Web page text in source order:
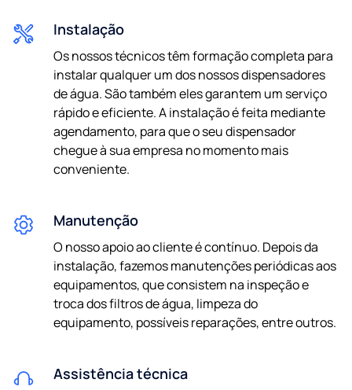
Instalação
Os nossos técnicos têm formação completa para
instalar qualquer um dos nossos dispensadores
de água. São também eles garantem um serviço
rápido e eficiente. A instalação é feita mediante
agendamento, para que o seu dispensador
chegue à sua empresa no momento mais
conveniente.
Manutenção
O nosso apoio ao cliente é contínuo. Depois da
instalação, fazemos manutenções periódicas aos
equipamentos, que consistem na inspeção e
troca dos filtros de água, limpeza do
equipamento, possíveis reparações, entre outros.
Assistência técnica